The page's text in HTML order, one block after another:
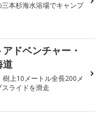
本杉海水浴場でキャンプ
ドベンチャー・
道
樹上10メートル全長200メ
ライドを滑走